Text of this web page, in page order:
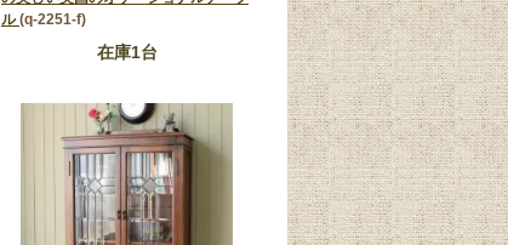
ル(q-2251-f)
在庫1台